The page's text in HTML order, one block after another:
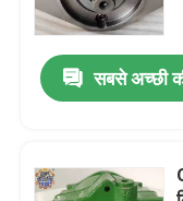
एक उद्धरण का
खुदाई स्विंग मोटर
सबसे अच्छी